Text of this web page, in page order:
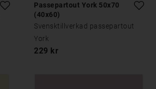
Passepartout York 50x70
(40x60)
Svensktillverkad passepartout
York
229 kr